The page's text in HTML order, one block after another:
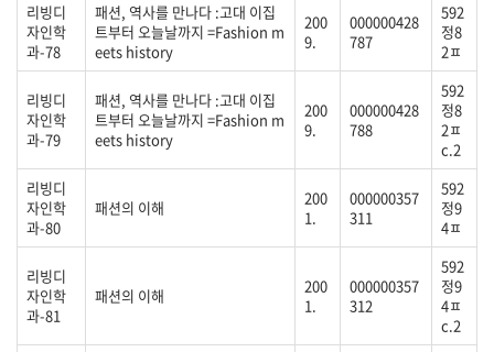
리빙디
자인학
과-78
패션, 역사를 만나다 :고대 이집
트부터 오늘날까지 =Fashion m
eets history
200
9.
000000428
787
592
정8
2ㅍ
리빙디
자인학
과-79
패션, 역사를 만나다 :고대 이집
트부터 오늘날까지 =Fashion m
eets history
200
9.
000000428
788
592
정8
2ㅍ
c.2
리빙디
자인학
과-80
패션의 이해
200
1.
000000357
311
592
정9
4ㅍ
리빙디
자인학
과-81
패션의 이해
200
1.
000000357
312
592
정9
4ㅍ
c.2